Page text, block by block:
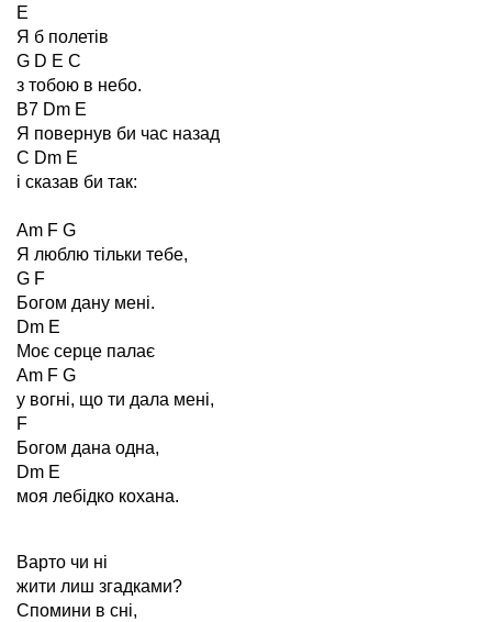
E
Я б полетів
G D E C
з тобою в небо.
B7 Dm E
Я повернув би час назад
C Dm E
і сказав би так:
Am F G
Я люблю тільки тебе,
G F
Богом дану мені.
Dm E
Моє серце палає
Am F G
у вогні, що ти дала мені,
F
Богом дана одна,
Dm E
моя лебідко кохана.
Варто чи ні
жити лиш згадками?
Спомини в сні,